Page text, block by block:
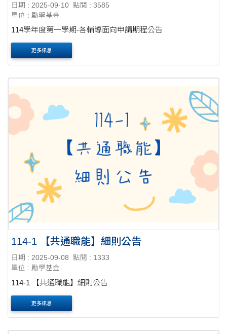
日期 : 2025-09-10 點閱 : 3585
單位 : 勵學基金
114學年度第一學期-各輔導面向申請期程公告
更多訊息
114-1 【共通職能】細則公告
日期 : 2025-09-08
點閱 : 1333
單位 : 勵學基金
114-1 【共通職能】細則公告
更多訊息